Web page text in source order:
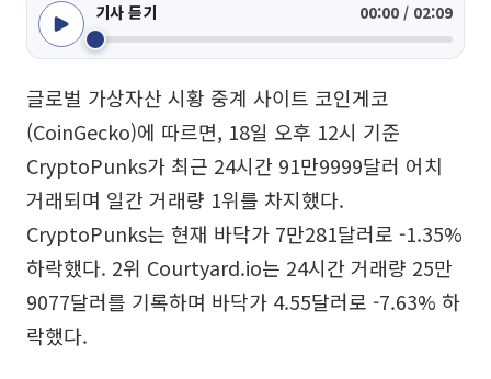
기사 듣기 00:00 / 02:09
글로벌 가상자산 시황 중계 사이트 코인게코
(CoinGecko)에 따르면, 18일 오후 12시 기준
CryptoPunks가 최근 24시간 91만9999달러 어치
거래되며 일간 거래량 1위를 차지했다.
CryptoPunks는 현재 바닥가 7만281달러로 -1.35%
하락했다. 2위 Courtyard.io는 24시간 거래량 25만
9077달러를 기록하며 바닥가 4.55달러로 -7.63% 하
락했다.